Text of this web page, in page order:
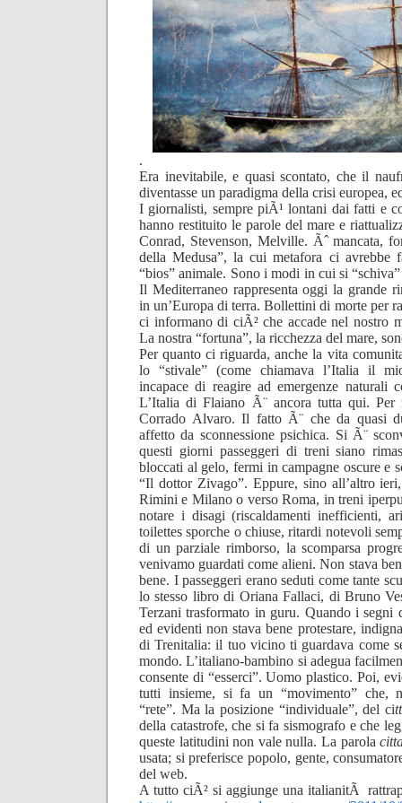
.
Era inevitabile, e quasi scontato, che il
diventasse un paradigma della crisi europea,
I giornalisti, sempre piÃ¹ lontani dai fatti e
hanno restituito le parole del mare e
Conrad, Stevenson, Melville. Ãˆ mancata,
della Medusa”, la cui metafora ci avrebbe
“bios” animale. Sono i modi in cui si
Il Mediterraneo rappresenta oggi la grande
in un’Europa di terra. Bollettini di morte per
ci informano di ciÃ² che accade nel nostro
La nostra “fortuna”, la ricchezza del mare,
Per quanto ci riguarda, anche la vita
lo “stivale” (come chiamava l’Italia il
incapace di reagire ad emergenze naturali
L’Italia di Flaiano Ã¨ ancora tutta qui.
Corrado Alvaro. Il fatto Ã¨ che da quasi
affetto da sconnessione psichica. Si Ã¨
questi giorni passeggeri di treni siano
bloccati al gelo, fermi in campagne oscure e
“Il dottor Zivago”. Eppure, sino all’altro
Rimini e Milano o verso Roma, in treni
notare i disagi (riscaldamenti inefficienti,
toilettes sporche o chiuse, ritardi notevoli
di un parziale rimborso, la scomparsa
venivamo guardati come alieni. Non stava
bene. I passeggeri erano seduti come tante
lo stesso libro di Oriana Fallaci, di Bruno
Terzani trasformato in guru. Quando i segni
ed evidenti non stava bene protestare,
di Trenitalia: il tuo vicino ti guardava come
mondo. L’italiano-bambino si adegua
consente di “esserci”. Uomo plastico. Poi,
tutti insieme, si fa un “movimento” che,
“rete”. Ma la posizione “individuale”, del ci
della catastrofe, che si fa sismografo e che
queste latitudini non vale nulla. La parola
usata; si preferisce popolo, gente,
del web.
A tutto ciÃ² si aggiunge una italianitÃ